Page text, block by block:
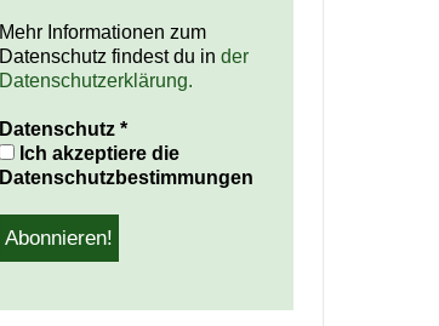
Mehr Informationen zum
Datenschutz findest du in der
Datenschutzerklärung.
Datenschutz *
Ich akzeptiere die
Datenschutzbestimmungen